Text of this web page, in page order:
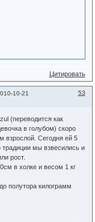
Цитировать
53
10-21
(переводится как
в голубом) скоро
взрослой. Сегодня ей 5
мы взвесились и
рост.
в холке и весом 1 кг
полутора килограмм